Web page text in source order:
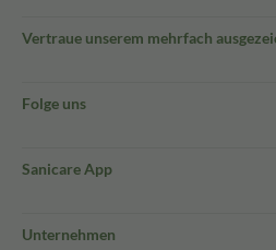
Vertraue unserem mehrfach
Folge uns
Sanicare App
Unternehmen